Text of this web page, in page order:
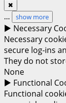
✖
... show more
► Necessary
Necessary
secure log-ins
They do not
None
► Functional
Functional